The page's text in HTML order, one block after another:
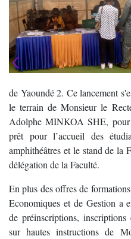
de Yaoundé 2. Ce lancement
le terrain de Monsieur le
Adolphe MINKOA SHE, pour
prêt pour l’accueil des
amphithéâtres et le stand de la
délégation de la Faculté.
En plus des offres de
Economiques et de Gestion a
de préinscriptions,
sur hautes instructions de